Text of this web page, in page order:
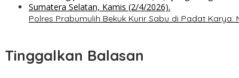
Polres Prabumulih Bekuk Kurir Sabu di Padat
Tinggalkan Balasan